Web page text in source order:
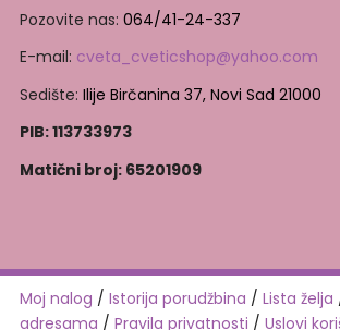
Pozovite nas: 064/41-24-337
E-mail: cveta_cveticshop@yahoo.com
Sedište: Ilije Birčanina 37, Novi Sad 21000
PIB: 113733973
Matični broj: 65201909
Moj nalog / Istorija porudžbina / Lista želja
adresama / Pravila privatnosti / Uslovi